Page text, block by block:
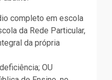
completo em escola
da Rede Particular,
da própria
OU